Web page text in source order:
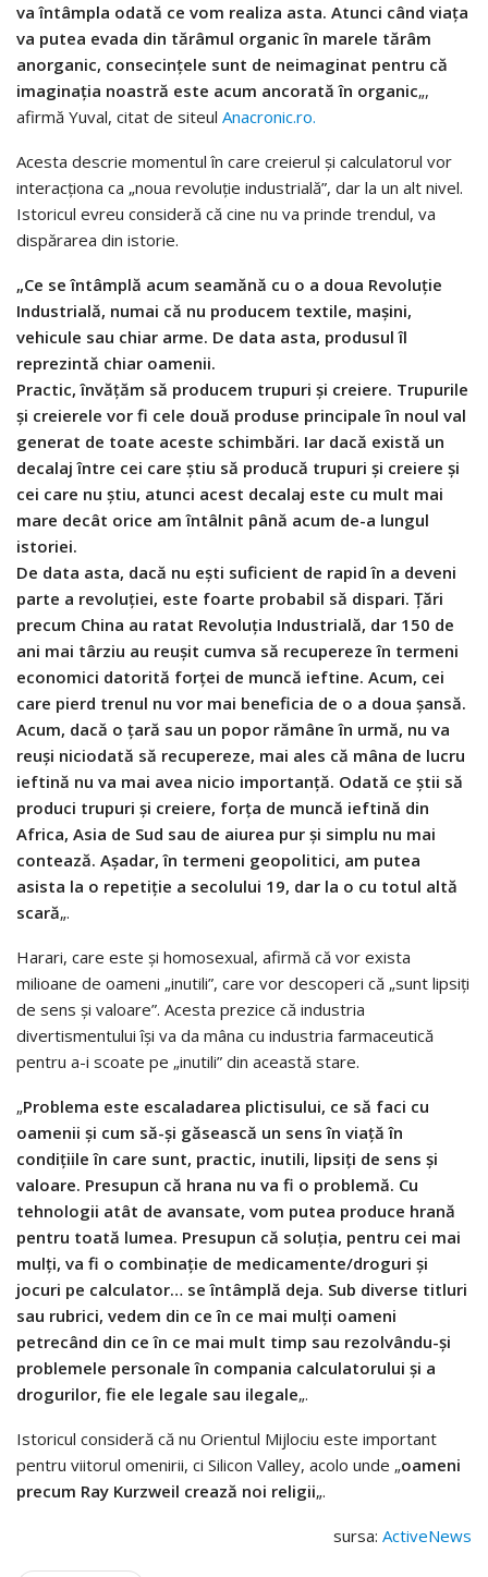
va întâmpla odată ce vom realiza asta. Atunci când viața
va putea evada din tărâmul organic în marele tărâm
anorganic, consecințele sunt de neimaginat pentru că
imaginația noastră este acum ancorată în organic„,
afirmă Yuval, citat de siteul Anacronic.ro.
Acesta descrie momentul în care creierul și calculatorul vor
interacționa ca „noua revoluție industrială”, dar la un alt nivel.
Istoricul evreu consideră că cine nu va prinde trendul, va
dispărarea din istorie.
„Ce se întâmplă acum seamănă cu o a doua Revoluție
Industrială, numai că nu producem textile, mașini,
vehicule sau chiar arme. De data asta, produsul îl
reprezintă chiar oamenii.
Practic, învățăm să producem trupuri și creiere. Trupurile
și creierele vor fi cele două produse principale în noul val
generat de toate aceste schimbări. Iar dacă există un
decalaj între cei care știu să producă trupuri și creiere și
cei care nu știu, atunci acest decalaj este cu mult mai
mare decât orice am întâlnit până acum de-a lungul
istoriei.
De data asta, dacă nu ești suficient de rapid în a deveni
parte a revoluției, este foarte probabil să dispari. Țări
precum China au ratat Revoluția Industrială, dar 150 de
ani mai târziu au reușit cumva să recupereze în termeni
economici datorită forței de muncă ieftine. Acum, cei
care pierd trenul nu vor mai beneficia de o a doua șansă.
Acum, dacă o țară sau un popor rămâne în urmă, nu va
reuși niciodată să recupereze, mai ales că mâna de lucru
ieftină nu va mai avea nicio importanță. Odată ce știi să
produci trupuri și creiere, forța de muncă ieftină din
Africa, Asia de Sud sau de aiurea pur și simplu nu mai
contează. Așadar, în termeni geopolitici, am putea
asista la o repetiție a secolului 19, dar la o cu totul altă
scară„.
Harari, care este și homosexual, afirmă că vor exista
milioane de oameni „inutili”, care vor descoperi că „sunt lipsiți
de sens și valoare”. Acesta prezice că industria
divertismentului își va da mâna cu industria farmaceutică
pentru a-i scoate pe „inutili” din această stare.
„Problema este escaladarea plictisului, ce să faci cu
oamenii și cum să-și găsească un sens în viață în
condițiile în care sunt, practic, inutili, lipsiți de sens și
valoare. Presupun că hrana nu va fi o problemă. Cu
tehnologii atât de avansate, vom putea produce hrană
pentru toată lumea. Presupun că soluția, pentru cei mai
mulți, va fi o combinație de medicamente/droguri și
jocuri pe calculator… se întâmplă deja. Sub diverse titluri
sau rubrici, vedem din ce în ce mai mulți oameni
petrecând din ce în ce mai mult timp sau rezolvându-și
problemele personale în compania calculatorului și a
drogurilor, fie ele legale sau ilegale„.
Istoricul consideră că nu Orientul Mijlociu este important
pentru viitorul omenirii, ci Silicon Valley, acolo unde „oameni
precum Ray Kurzweil crează noi religii„.
sursa: ActiveNews